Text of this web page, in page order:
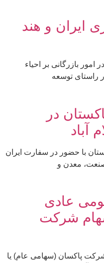
ایران و هند
بازرگانی بر احیاء
راستای توسعه
پاکستان در
آباد
کابینه پاکستان با حضور در سفارت ایران
صنعت، معدن و
عادی
شرکت
شرکت پاکسان (سهامی عام) یا